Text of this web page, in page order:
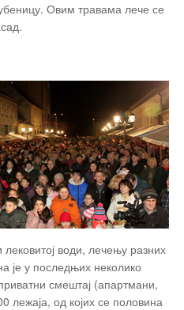
Овим травама лече се
води, лечењу разних
је у последњих неколико
смештај (апартмани,
лежаја, од којих се половина